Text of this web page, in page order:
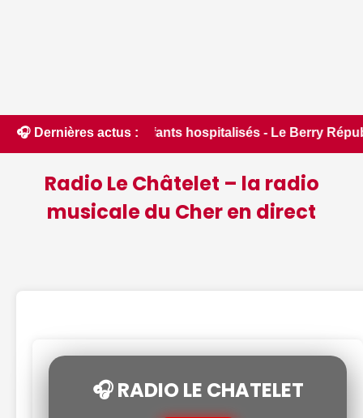
🎧 Dernières actus :
hospitalisés - Le Berry Républicain • 📰
Radio Le Châtelet – la radio
musicale du Cher en direct
🎧 RADIO LE CHATELET